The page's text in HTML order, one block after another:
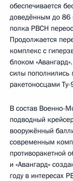
обеспечивается
доведённым до 86
полка РВСН
Продолжается
комплекс с
блоком
силы
ракетоносцами
В состав Военно-
подводный
вооружённый
современным
противоракетной
и «Авангард»
году в интересах